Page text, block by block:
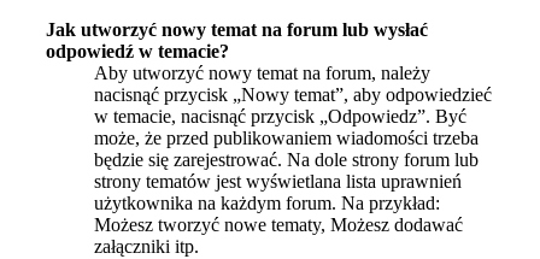
Jak utworzyć nowy temat na forum lub wysłać
odpowiedź w temacie?
Aby utworzyć nowy temat na forum, należy
nacisnąć przycisk „Nowy temat”, aby odpowiedzieć
w temacie, nacisnąć przycisk „Odpowiedz”. Być
może, że przed publikowaniem wiadomości trzeba
będzie się zarejestrować. Na dole strony forum lub
strony tematów jest wyświetlana lista uprawnień
użytkownika na każdym forum. Na przykład:
Możesz tworzyć nowe tematy, Możesz dodawać
załączniki itp.